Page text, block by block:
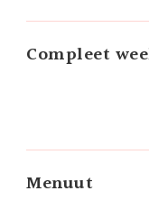
Compleet
Menuut